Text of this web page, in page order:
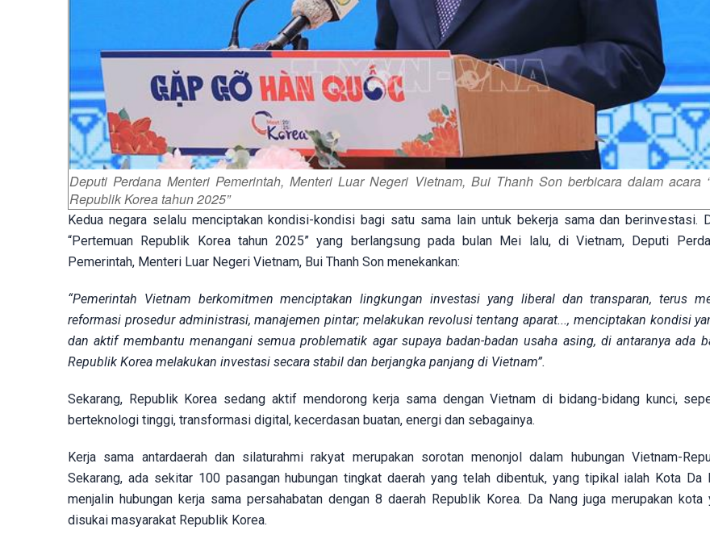
Deputi Perdana Menteri Pemerintah, Menteri Luar Negeri Vietnam, Bui Thanh Son berbicara dalam acara
Republik Korea tahun 2025”
Kedua negara selalu menciptakan kondisi-kondisi bagi satu sama lain untuk bekerja sama dan berinvestasi.
“Pertemuan Republik Korea tahun 2025” yang berlangsung pada bulan Mei lalu, di Vietnam, Deputi
Pemerintah, Menteri Luar Negeri Vietnam, Bui Thanh Son menekankan:
“Pemerintah Vietnam berkomitmen menciptakan lingkungan investasi yang liberal dan transparan, terus
reformasi prosedur administrasi, manajemen pintar; melakukan revolusi tentang aparat..., menciptakan kondisi
dan aktif membantu menangani semua problematik agar supaya badan-badan usaha asing, di antaranya ada
Republik Korea melakukan investasi secara stabil dan berjangka panjang di Vietnam”.
Sekarang, Republik Korea sedang aktif mendorong kerja sama dengan Vietnam di bidang-bidang kunci,
berteknologi tinggi, transformasi digital, kecerdasan buatan, energi dan sebagainya.
Kerja sama antardaerah dan silaturahmi rakyat merupakan sorotan menonjol dalam hubungan Vietnam-
Sekarang, ada sekitar 100 pasangan hubungan tingkat daerah yang telah dibentuk, yang tipikal ialah Kota Da
menjalin hubungan kerja sama persahabatan dengan 8 daerah Republik Korea. Da Nang juga merupakan kota
disukai masyarakat Republik Korea.